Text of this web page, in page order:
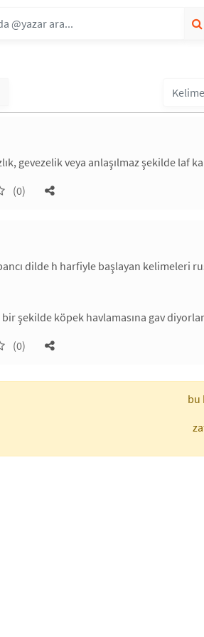
gevezelik veya anlaşılmaz şekilde laf
(0)
dilde h harfiyle başlayan kelimeleri
şekilde köpek havlamasına gav
(0)
bu